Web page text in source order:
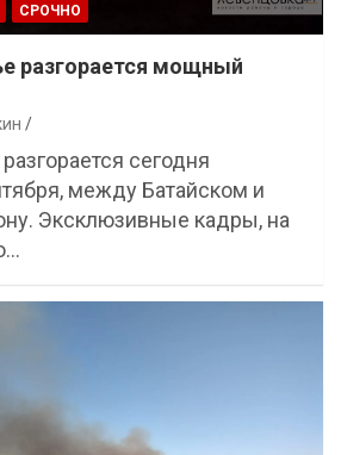
СРОЧНО
разгорается мощный
сегодня
между Батайском и
Эксклюзивные кадры, на